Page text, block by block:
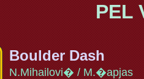
PEL
Boulder Dash
N.Mihailovi� / M.�apjas